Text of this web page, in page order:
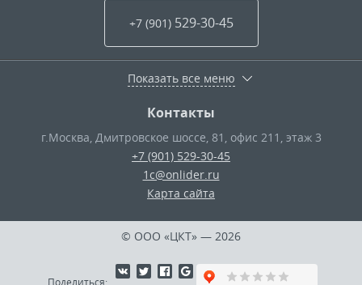
+7 (901) 529-30-45
Показать все меню
Контакты
г.Москва Дмитровское шоссе, 81, офис 211, этаж 3
+7 (901) 529-30-45
1c@onlider.ru
Карта сайта
© ООО «ЦКТ» — 2026
Поделиться: